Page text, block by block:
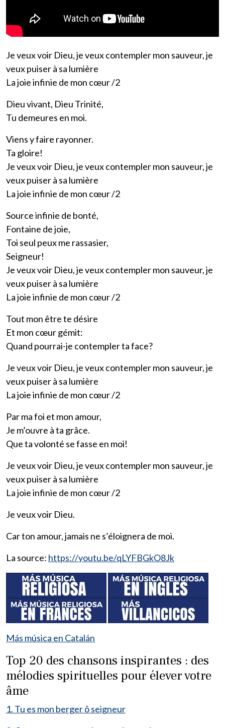
Je veux voir Dieu, je veux contempler mon sauveur, je
veux puiser à sa lumière
La joie infinie de mon cœur /2
Dieu vivant, Dieu Trinité,
Tu demeures en moi.
Viens y faire rayonner.
Ta gloire!
Je veux voir Dieu, je veux contempler mon sauveur, je
veux puiser à sa lumière
La joie infinie de mon cœur /2
Source infinie de bonté,
Fontaine de joie,
Toi seul peux me rassasier,
Seigneur!
Je veux voir Dieu, je veux contempler mon sauveur, je
veux puiser à sa lumière
La joie infinie de mon cœur /2
Tout mon être te désire
Et mon cœur gémit:
Quand pourrai-je contempler ta face?
Je veux voir Dieu, je veux contempler mon sauveur, je
veux puiser à sa lumière
La joie infinie de mon cœur /2
Par ma foi et mon amour,
Je m’ouvre à ta grâce.
Que ta volonté se fasse en moi!
Je veux voir Dieu, je veux contempler mon sauveur, je
veux puiser à sa lumière
La joie infinie de mon cœur /2
Je veux voir Dieu.
Car ton amour, jamais ne s’éloignera de moi.
La source: https://youtu.be/qLYFBGkO8Jk
Más música en Catalán
Top 20 des chansons inspirantes : des
mélodies spirituelles pour élever votre
âme
1. Tu es mon berger ô seigneur